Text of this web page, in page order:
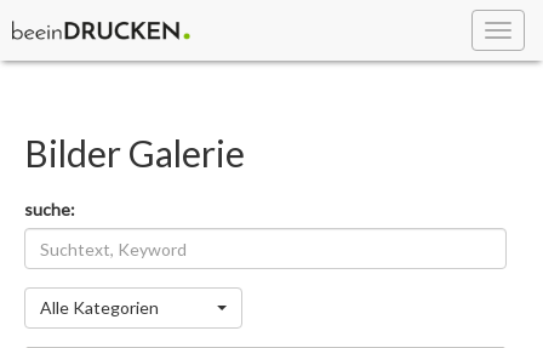
Bilder Galerie
suche:
Kategorie
Alle Kategorien